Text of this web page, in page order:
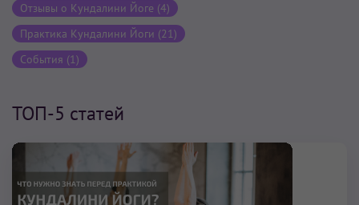
Отзывы о Кундалини Йоге (4)
Практика Кундалини Йоги (21)
События (1)
ТОП-5 статей